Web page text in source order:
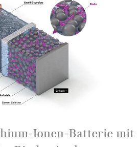
Ionen-Batterie mit